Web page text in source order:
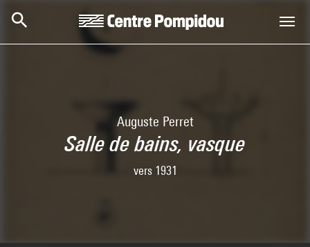
Auguste Perret
Salle de bains, vasque
vers 1931